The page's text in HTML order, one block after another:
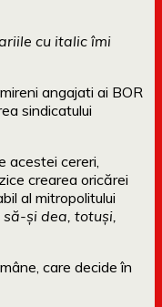
cu italic îmi
angajati ai BOR
sindicatului
acestei cereri,
crearea oricărei
al mitropolitului
și dea, totuși,
care decide în